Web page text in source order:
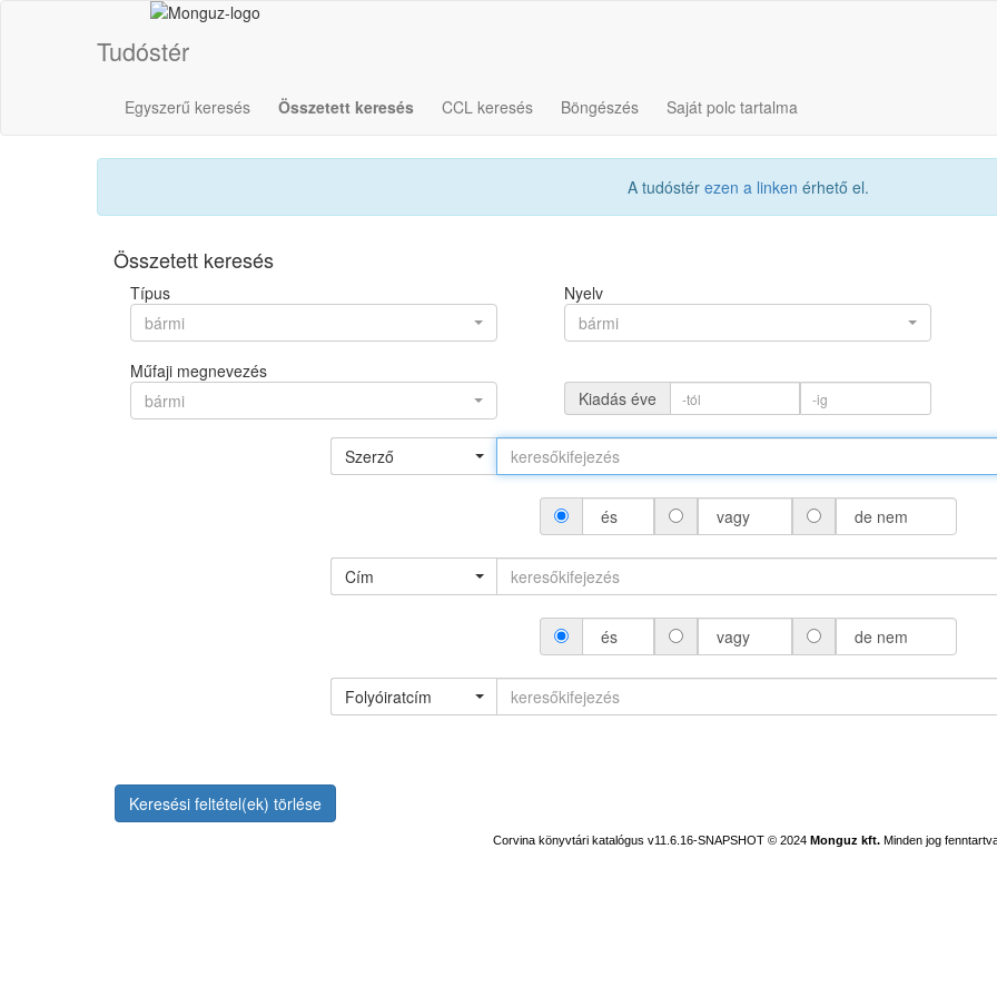
Tudóstér
Egyszerű keresés Összetett keresés CCL keresés Böngészés Saját polc tartalma
A tudóstér ezen a linken érhető el.
Összetett keresés
Típus
bármi
Nyelv
bármi
Műfaji megnevezés
bármi
Kiadás éve
Szerző
és vagy de nem
Cím
és vagy de nem
Folyóiratcím
Keresési feltétel(ek) törlése
Corvina könyvtári katalógus v11.6.16-SNAPSHOT © 2024 Monguz kft. Minden jog